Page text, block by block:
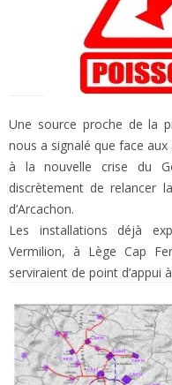
Une source proche de la
nous a signalé que face
à la nouvelle crise du
discrètement de relancer
d’Arcachon.
Les installations déjà
Vermilion, à Lège Cap
serviraient de point d’appui